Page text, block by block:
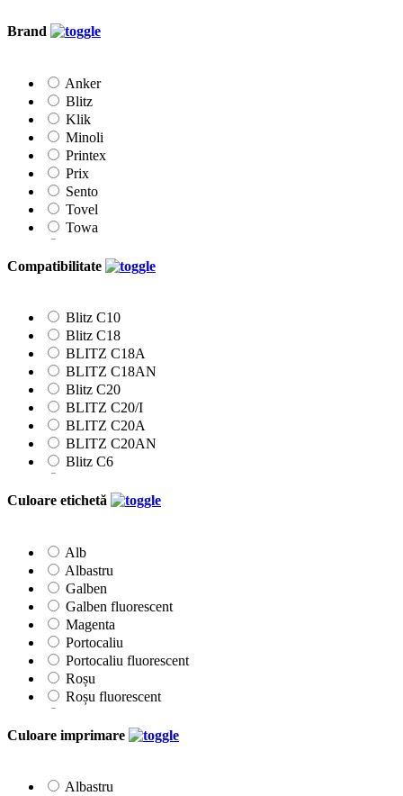
Brand
Anker
Blitz
Klik
Minoli
Printex
Prix
Sento
Tovel
Towa
Compatibilitate
Blitz C10
Blitz C18
BLITZ C18A
BLITZ C18AN
Blitz C20
BLITZ C20/I
BLITZ C20A
BLITZ C20AN
Blitz C6
Blitz M6
Etichete 26x16mm
Etichete 26x16Rmm
Klik
Printex
Prix
Tovel
Culoare etichetă
Alb
Albastru
Galben
Galben fluorescent
Magenta
Portocaliu
Portocaliu fluorescent
Roșu
Roșu fluorescent
Verde
Culoare imprimare
Albastru